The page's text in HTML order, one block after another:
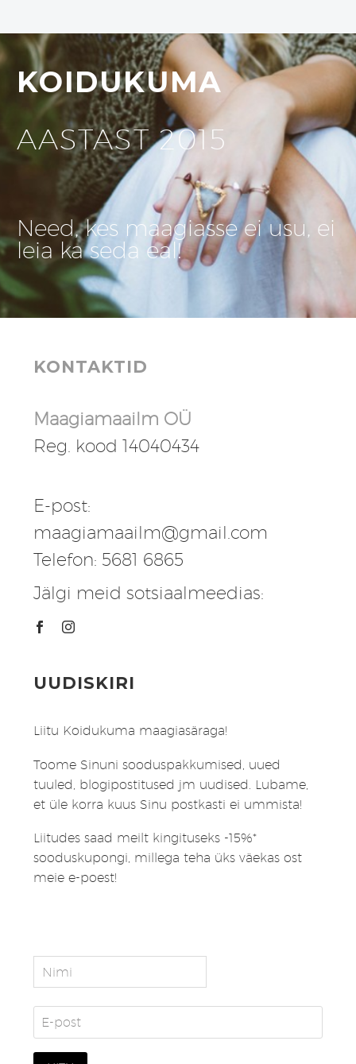
KOIDUKUMA
AASTAST 2015
Need, kes maagiasse ei usu, ei
leia ka seda eal!
KONTAKTID
Maagiamaailm OÜ
Reg. kood 14040434
E-post:
maagiamaailm@gmail.com
Telefon: 5681 6865
Jälgi meid sotsiaalmeedias:
UUDISKIRI
Liitu Koidukuma maagiasäraga!
Toome Sinuni sooduspakkumised, uued
tuuled, blogipostitused jm uudised. Lubame,
et üle korra kuus Sinu postkasti ei ummista!
Liitudes saad meilt kingituseks -15%*
sooduskupongi, millega teha üks väekas ost
meie e-poest!